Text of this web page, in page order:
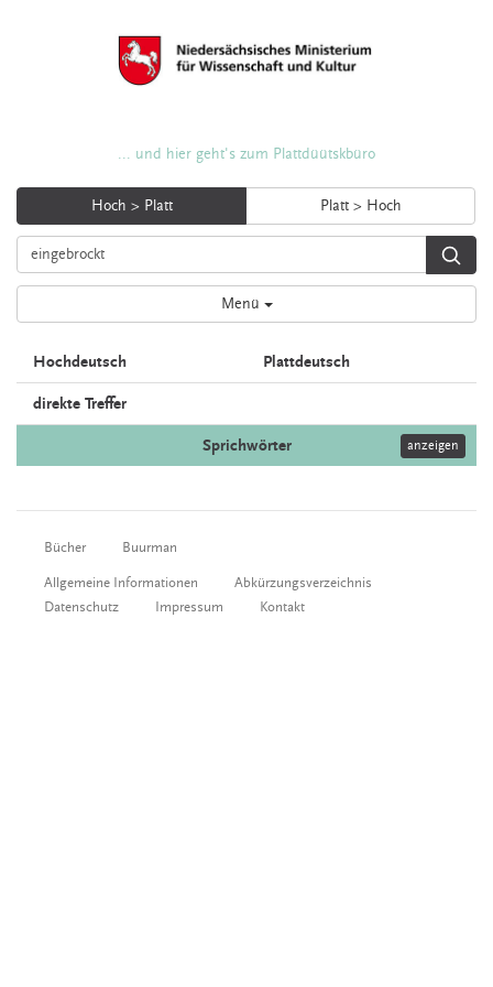
... und hier geht's zum Plattdüütskbüro
Hoch > Platt Platt > Hoch
Menü
Hochdeutsch Plattdeutsch
direkte Treffer
Sprichwörter anzeigen
Bücher Buurman
Allgemeine Informationen
Abkürzungsverzeichnis
Datenschutz
Impressum Kontakt